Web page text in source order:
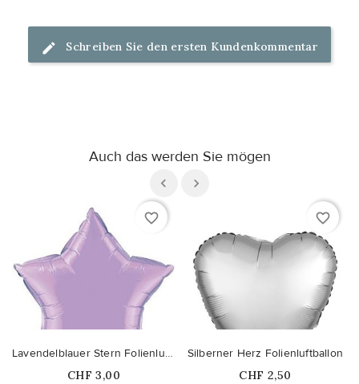
Schreiben Sie den ersten Kundenkommentar
Auch das werden Sie mögen
favorite_border
Lavendelblauer Stern Folienluftballon
Price
CHF 3,00
favorite_border
Silberner Herz Folienluftballon
Price
CHF 2,50